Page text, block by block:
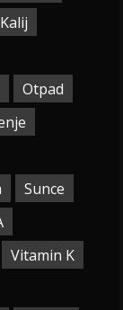
Kalij
Otpad
Sunce
Vitamin K